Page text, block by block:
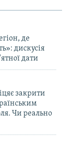
де
дискусія
дати
закрити
Чи реально